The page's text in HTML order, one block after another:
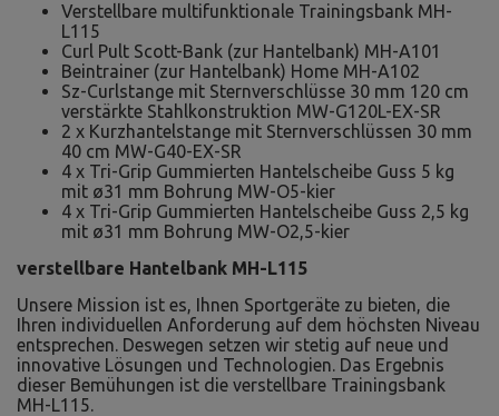
Verstellbare multifunktionale Trainingsbank MH-
L115
Curl Pult Scott-Bank (zur Hantelbank) MH-A101
Beintrainer (zur Hantelbank) Home MH-A102
Sz-Curlstange mit Sternverschlüsse 30 mm 120 cm
verstärkte Stahlkonstruktion MW-G120L-EX-SR
2 x Kurzhantelstange mit Sternverschlüssen 30 mm
40 cm MW-G40-EX-SR
4 x Tri-Grip Gummierten Hantelscheibe Guss 5 kg
mit ø31 mm Bohrung MW-O5-kier
4 x Tri-Grip Gummierten Hantelscheibe Guss 2,5 kg
mit ø31 mm Bohrung MW-O2,5-kier
verstellbare Hantelbank MH-L115
Unsere Mission ist es, Ihnen Sportgeräte zu bieten, die
Ihren individuellen Anforderung auf dem höchsten Niveau
entsprechen. Deswegen setzen wir stetig auf neue und
innovative Lösungen und Technologien. Das Ergebnis
dieser Bemühungen ist die verstellbare Trainingsbank
MH-L115.